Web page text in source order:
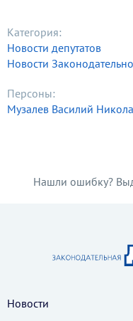
Категория:
Новости депутатов
Новости
Персоны:
Музалев Василий
Нашли ошибку?
Новости